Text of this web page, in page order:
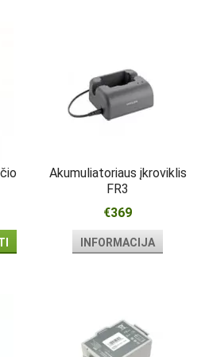
Akumuliatoriaus įkroviklis
FR3
€369
INFORMACIJA